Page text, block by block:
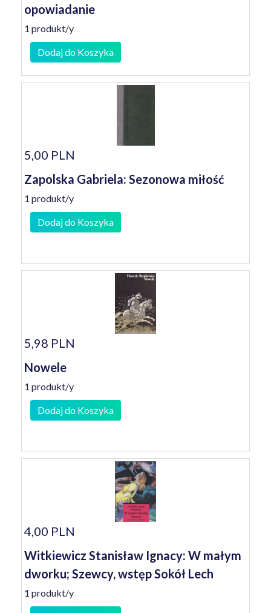
opowiadanie
1 produkt/y
Dodaj do Koszyka
5,00 PLN
Zapolska Gabriela: Sezonowa miłość
1 produkt/y
Dodaj do Koszyka
5,98 PLN
Nowele
1 produkt/y
Dodaj do Koszyka
4,00 PLN
Witkiewicz Stanisław Ignacy: W małym
dworku; Szewcy, wstęp Sokół Lech
1 produkt/y